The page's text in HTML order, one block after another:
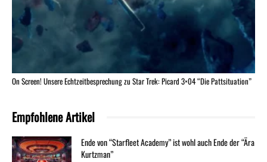
On Screen! Unsere Echtzeitbesprechung zu Star Trek: Picard 3×04 “Die Pattsituation”
Empfohlene Artikel
Ende von “Starfleet Academy” ist wohl auch Ende der “Ära
Kurtzman”